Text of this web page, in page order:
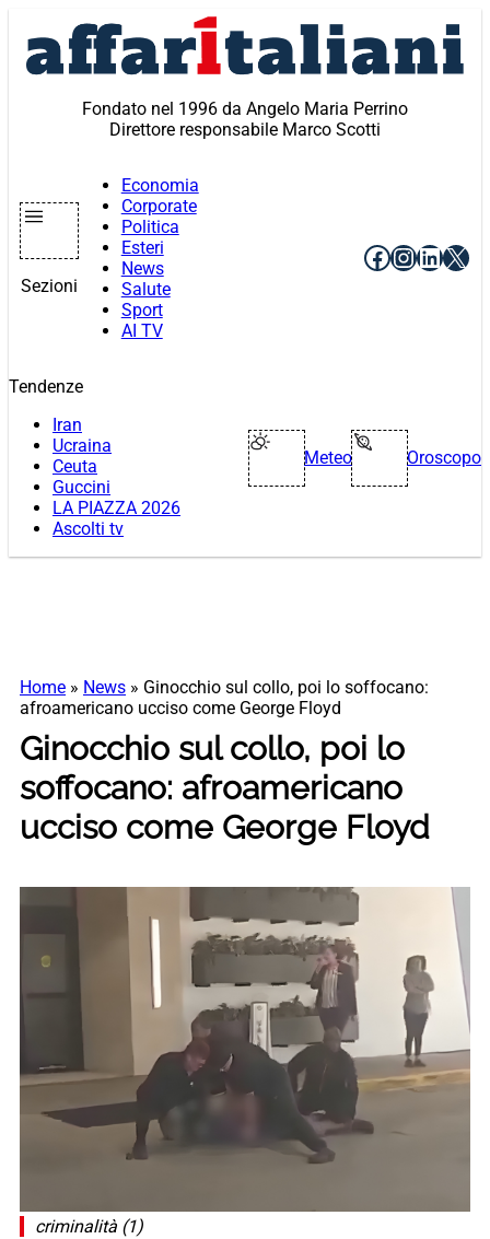
contenuto
Fondato nel 1996 da Angelo Maria Perrino
Direttore responsabile Marco Scotti
Sezioni
Economia
Corporate
Politica
Esteri
News
Salute
Sport
AI TV
Facebook
X
Tendenze
Iran
Ucraina
Ceuta
Guccini
LA PIAZZA 2026
Ascolti tv
Meteo Oroscopo
Home » News » Ginocchio sul collo, poi lo soffocano:
afroamericano ucciso come George Floyd
Ginocchio sul collo, poi lo
soffocano: afroamericano
ucciso come George Floyd
criminalità (1)